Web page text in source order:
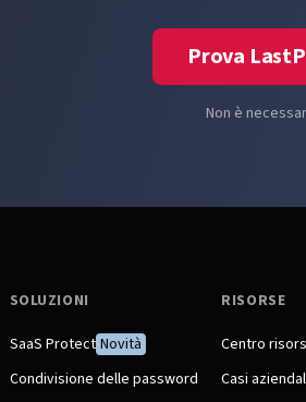
Prova
Non è
SOLUZIONI
SaaS Protect Novità
Condivisione delle password
RISORSE
Centro
Casi